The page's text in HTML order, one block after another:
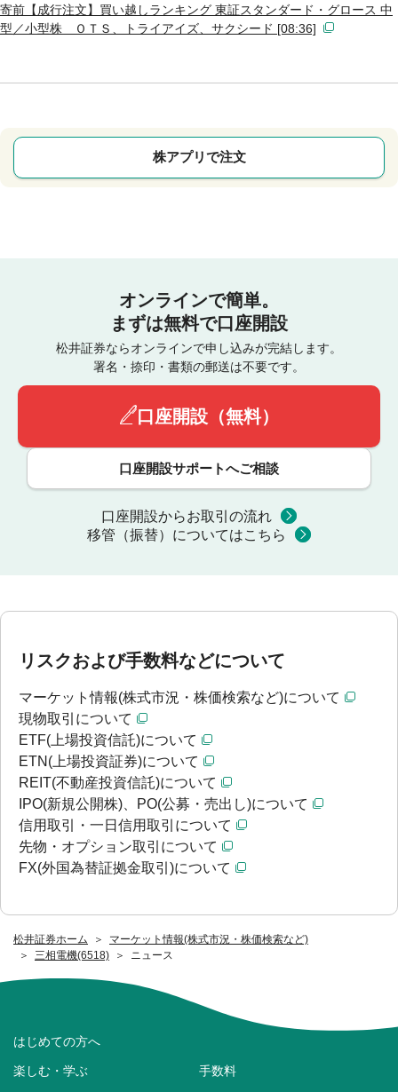
松井証券ホーム
マーケット情報(株式市況・株価検索など)
三相電機(6518)
ニュース
寄前【成行注文】買い越しランキング 東証スタンダード・グロース 中
型／小型株 ＯＴＳ、トライアイズ、サクシード [08:36]
株アプリで注文
オンラインで簡単。
まずは無料で口座開設
松井証券ならオンラインで申し込みが完結します。
署名・捺印・書類の郵送は不要です。
口座開設（無料）
口座開設サポートへご相談
口座開設からお取引の流れ
移管（振替）についてはこちら
リスクおよび手数料などについて
マーケット情報(株式市況・株価検索など)について
現物取引について
ETF(上場投資信託)について
ETN(上場投資証券)について
REIT(不動産投資信託)について
IPO(新規公開株)、PO(公募・売出し)について
信用取引・一日信用取引について
先物・オプション取引について
FX(外国為替証拠金取引)について
はじめての方へ
楽しむ・学ぶ 手数料